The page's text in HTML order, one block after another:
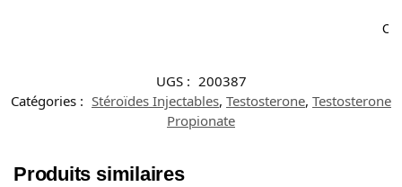
UGS : 200387
Catégories : Stéroïdes Injectables, Testosterone, Testosterone
Propionate
Produits similaires